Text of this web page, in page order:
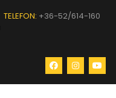
TELEFON: +36-52/614-160